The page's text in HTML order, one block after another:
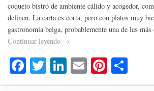
coqueto bistró de ambiente cálido y acogedor,
definen. La carta es corta, pero con platos muy
gastronomía belga, probablemente una de las
Continuar leyendo →
Fa
ce
T
wi
Li
nk
E
m
Pi
nt o